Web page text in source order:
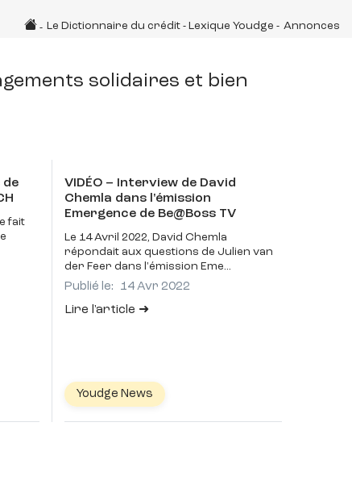
- Le Dictionnaire du crédit - Lexique Youdge - Annonces
solidaires et bien
de
fait
VIDÉO – Interview de David
Chemla dans l'émission
Emergence de Be@Boss TV
Le 14 Avril 2022, David Chemla
répondait aux questions de Julien van
der Feer dans l'émission Eme
Publié le: 14 Avr 2022
Lire l'article
Youdge News